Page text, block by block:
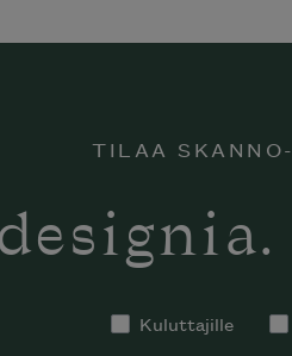
TILAA
Kuluttajille